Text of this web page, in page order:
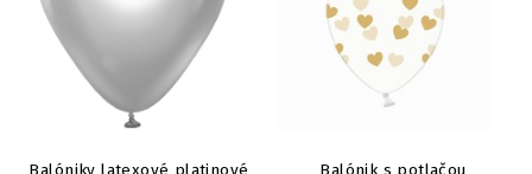
Balóniky latexové platinové
Balónik s potlačou